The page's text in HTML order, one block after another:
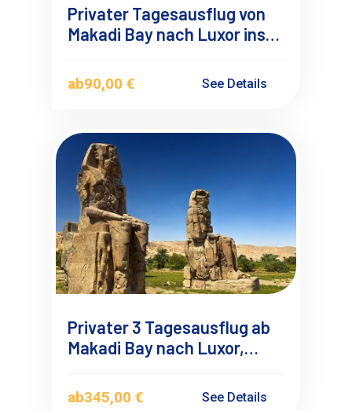
Privater Tagesausflug von
Makadi Bay nach Luxor ins
Deutschsprachigen
Reiseführer
ab90,00 € See Details
Privater 3 Tagesausflug ab
Makadi Bay nach Luxor,
Übernachtung
ab345,00 € See Details